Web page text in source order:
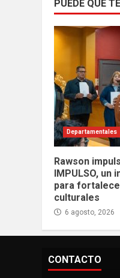
PUEDE QUE
Departamentales
Rawson
IMPULSO,
para
culturales
6 agosto, 2026
CONTACTO